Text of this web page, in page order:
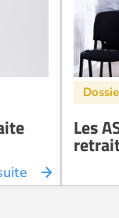
Les